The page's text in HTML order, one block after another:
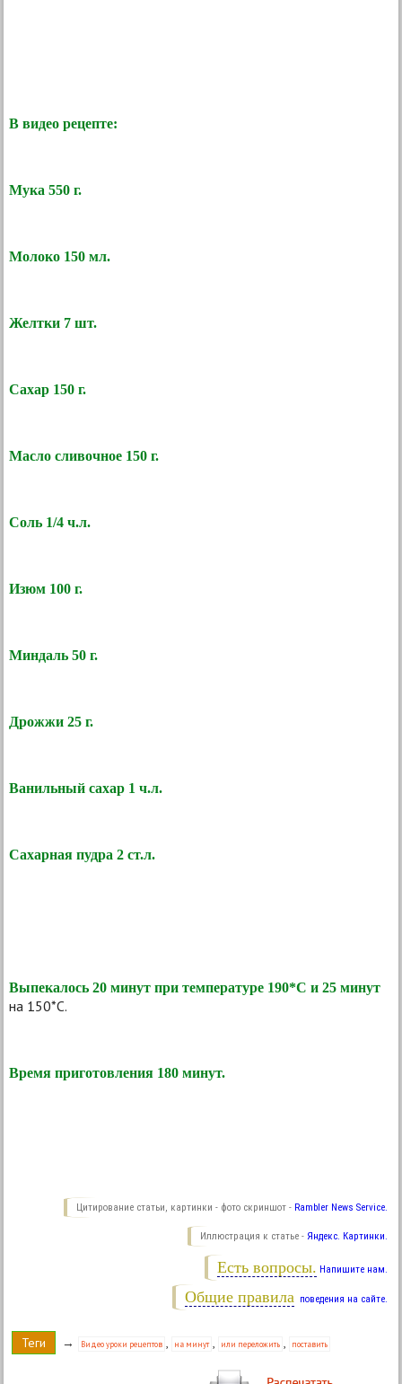
В видео рецепте:
Мука 550 г.
Молоко 150 мл.
Желтки 7 шт.
Сахар 150 г.
Масло сливочное 150 г.
Соль 1/4 ч.л.
Изюм 100 г.
Миндаль 50 г.
Дрожжи 25 г.
Ванильный сахар 1 ч.л.
Сахарная пудра 2 ст.л.
Выпекалось 20 минут при температуре 190*С и 25 минут
на 150*С.
Время приготовления 180 минут.
Цитирование статьи, картинки - фото скриншот - Rambler News Service.
Иллюстрация к статье - Яндекс. Картинки.
Есть вопросы. Напишите нам.
Общие правила поведения на сайте.
Теги → Видео уроки рецептов , на минут , или переложить , поставить